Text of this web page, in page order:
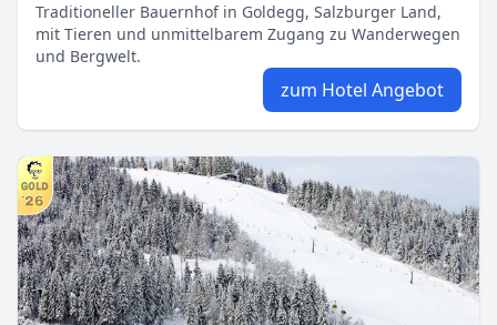
Traditioneller Bauernhof in Goldegg, Salzburger Land,
mit Tieren und unmittelbarem Zugang zu Wanderwegen
und Bergwelt.
zum Hotel Angebot